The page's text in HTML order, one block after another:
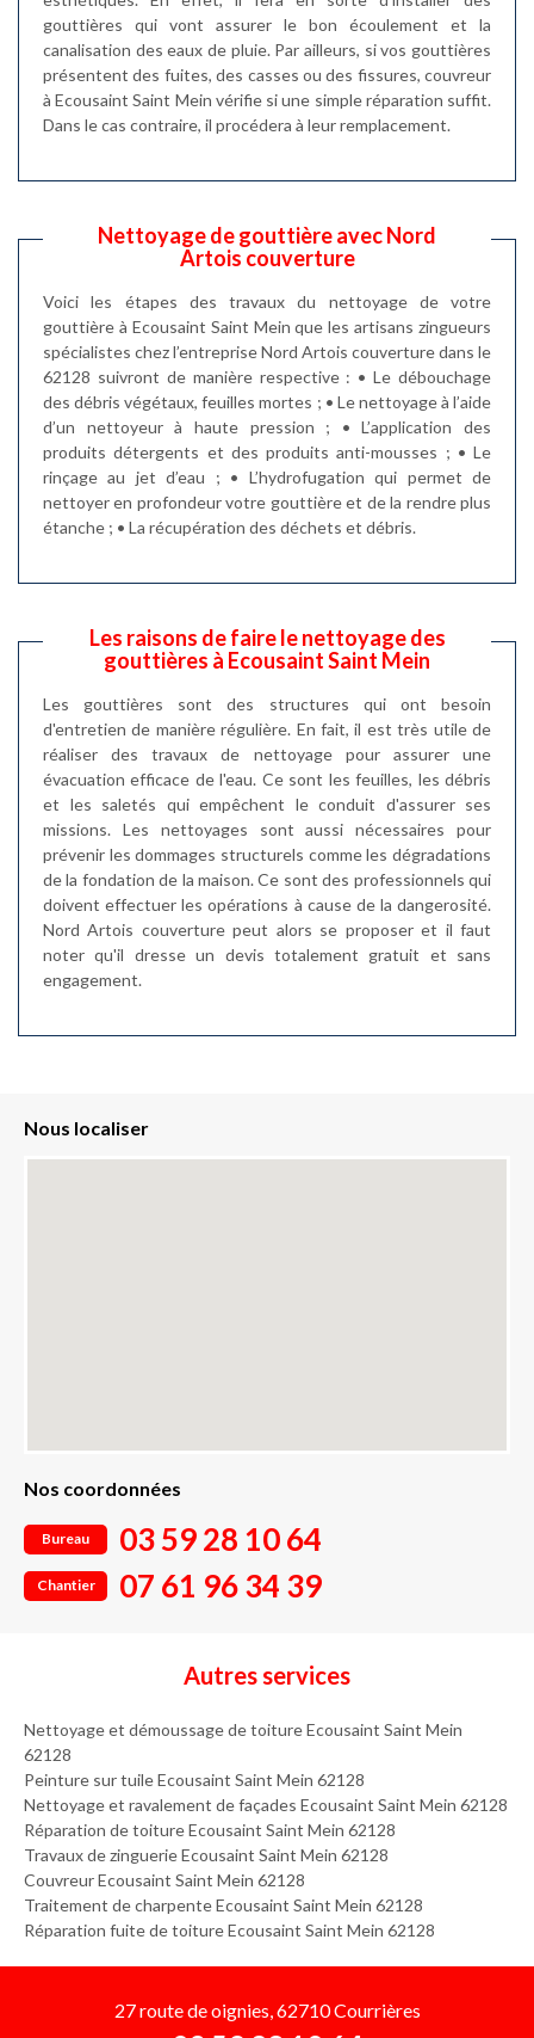
gouttières qui vont assurer le bon écoulement et la
canalisation des eaux de pluie. Par ailleurs, si vos gouttières
présentent des fuites, des casses ou des fissures, couvreur
à Ecousaint Saint Mein vérifie si une simple réparation suffit.
Dans le cas contraire, il procédera à leur remplacement.
Nettoyage de gouttière avec Nord
Artois couverture
Voici les étapes des travaux du nettoyage de votre
gouttière à Ecousaint Saint Mein que les artisans zingueurs
spécialistes chez l’entreprise Nord Artois couverture dans le
62128 suivront de manière respective : • Le débouchage
des débris végétaux, feuilles mortes ; • Le nettoyage à l’aide
d’un nettoyeur à haute pression ; • L’application des
produits détergents et des produits anti-mousses ; • Le
rinçage au jet d’eau ; • L’hydrofugation qui permet de
nettoyer en profondeur votre gouttière et de la rendre plus
étanche ; • La récupération des déchets et débris.
Les raisons de faire le nettoyage des
gouttières à Ecousaint Saint Mein
Les gouttières sont des structures qui ont besoin
d'entretien de manière régulière. En fait, il est très utile de
réaliser des travaux de nettoyage pour assurer une
évacuation efficace de l'eau. Ce sont les feuilles, les débris
et les saletés qui empêchent le conduit d'assurer ses
missions. Les nettoyages sont aussi nécessaires pour
prévenir les dommages structurels comme les dégradations
de la fondation de la maison. Ce sont des professionnels qui
doivent effectuer les opérations à cause de la dangerosité.
Nord Artois couverture peut alors se proposer et il faut
noter qu'il dresse un devis totalement gratuit et sans
engagement.
Nous localiser
Nos coordonnées
Bureau 03 59 28 10 64
Chantier 07 61 96 34 39
Autres services
Nettoyage et démoussage de toiture Ecousaint Saint Mein
62128
Peinture sur tuile Ecousaint Saint Mein 62128
Nettoyage et ravalement de façades Ecousaint Saint Mein 62128
Réparation de toiture Ecousaint Saint Mein 62128
Travaux de zinguerie Ecousaint Saint Mein 62128
Couvreur Ecousaint Saint Mein 62128
Traitement de charpente Ecousaint Saint Mein 62128
Réparation fuite de toiture Ecousaint Saint Mein 62128
27 route de oignies, 62710 Courrières